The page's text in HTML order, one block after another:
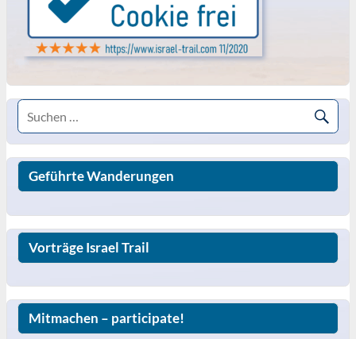
Geführte Wanderungen
Vorträge Israel Trail
Mitmachen – participate!